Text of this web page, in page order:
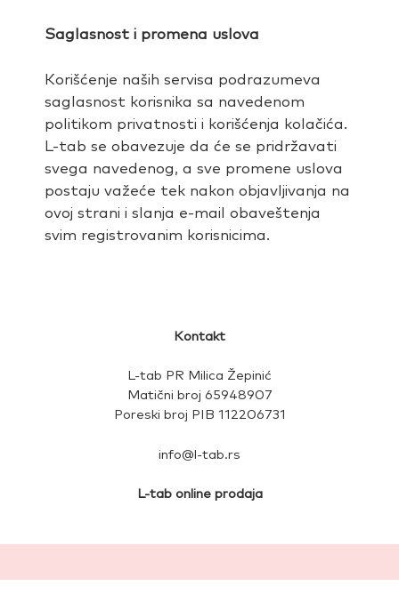
Saglasnost i promena uslova
Korišćenje naših servisa podrazumeva
saglasnost korisnika sa navedenom
politikom privatnosti i korišćenja kolačića.
L-tab se obavezuje da će se pridržavati
svega navedenog, a sve promene uslova
postaju važeće tek nakon objavljivanja na
ovoj strani i slanja e-mail obaveštenja
svim registrovanim korisnicima.
Kontakt
L-tab PR Milica Žepinić
Matični broj 65948907
Poreski broj PIB 112206731
info@l-tab.rs
L-tab online prodaja